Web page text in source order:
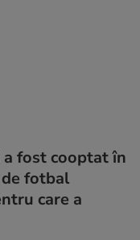
fost cooptat în
fotbal
care a